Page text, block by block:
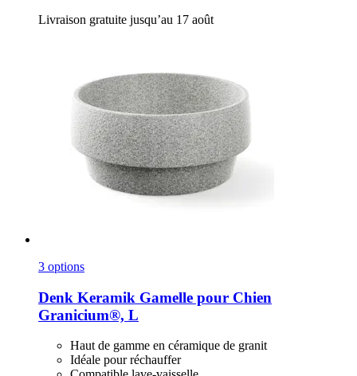
Livraison gratuite jusqu’au 17 août
3 options
Denk Keramik Gamelle pour Chien
Granicium®, L
Haut de gamme en céramique de granit
Idéale pour réchauffer